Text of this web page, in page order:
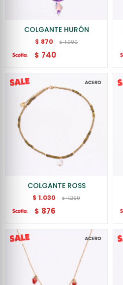
COLGANTE HURÓN
$ 870 $ 1.090
$ 740
COLGANTE ROSS
$ 1.030 $ 1.290
$ 876